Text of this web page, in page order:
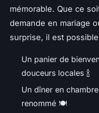
mémorable. Que ce
demande en mariage
surprise, il est
Un panier de
douceurs locales 🍾
Un dîner en
renommé 🍽️